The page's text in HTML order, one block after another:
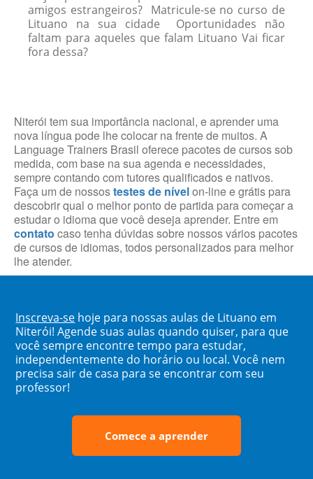
amigos estrangeiros? Matricule-se no curso de
Lituano na sua cidade Oportunidades não
faltam para aqueles que falam Lituano Vai ficar
fora dessa?
Niterói tem sua importância nacional, e aprender uma
nova língua pode lhe colocar na frente de muitos. A
Language Trainers Brasil oferece pacotes de cursos sob
medida, com base na sua agenda e necessidades,
sempre contando com tutores qualificados e nativos.
Faça um de nossostestes de nívelon-line e grátis para
descobrir qual o melhor ponto de partida para começar a
estudar o idioma que você deseja aprender. Entre em
contato caso tenha dúvidas sobre nossos vários pacotes
de cursos de idiomas, todos personalizados para melhor
lhe atender.
Inscreva-se hoje para nossas aulas de Lituano em
Niterói! Agende suas aulas quando quiser, para que
você sempre encontre tempo para estudar,
independentemente do horário ou local. Você nem
precisa sair de casa para se encontrar com seu
professor!
Comece a aprender